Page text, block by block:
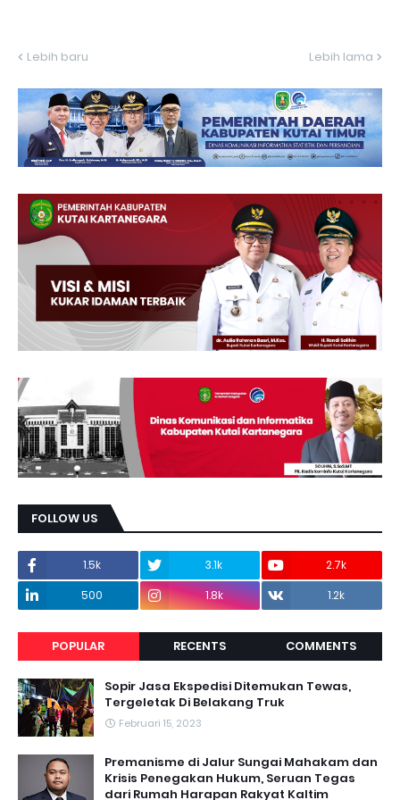
Lebih baru Lebih lama
FOLLOW US
1.5k 3.1k
2.7k
500
1.8k 1.2k
POPULAR RECENTS COMMENTS
Sopir Jasa Ekspedisi Ditemukan Tewas,
Tergeletak Di Belakang Truk
Februari 15, 2023
Premanisme di Jalur Sungai Mahakam dan
Krisis Penegakan Hukum, Seruan Tegas
dari Rumah Harapan Rakyat Kaltim